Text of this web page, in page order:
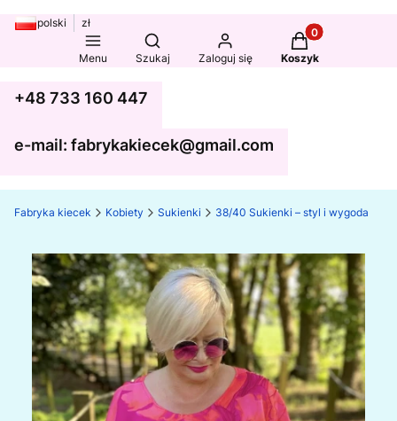
polski zł
Menu
Otwórz wyszukiwarkę
Szukaj Zaloguj się
Produkty w
Koszyk
+48 733 160 447
e-mail: fabrykakiecek@gmail.com
Fabryka kiecek Kobiety Sukienki 38/40 Sukienki – styl i wygoda